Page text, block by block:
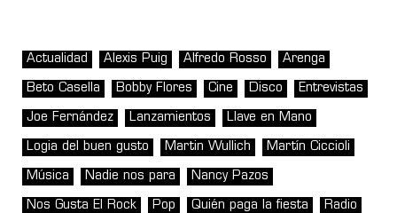
Actualidad Alexis Puig Alfredo Rosso Arenga
Beto Casella Bobby Flores Cine Disco Entrevistas
Joe Fernández Lanzamientos Llave en Mano
Logia del buen gusto Martin Wullich Martín Ciccioli
Música Nadie nos para Nancy Pazos
Nos Gusta El Rock Pop Quién paga la fiesta Radio